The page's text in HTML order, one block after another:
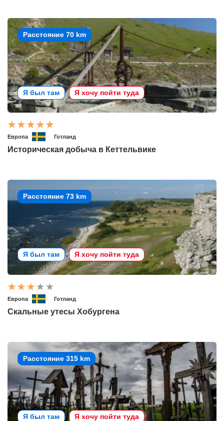
Расстояние 70 km
Я был там Я хочу пойти туда
Европа Готланд
Историческая добыча в Кеттельвике
Расстояние 73 km
Я был там Я хочу пойти туда
Европа Готланд
Скальные утесы Хобургена
Расстояние 315 km
Я был там Я хочу пойти туда